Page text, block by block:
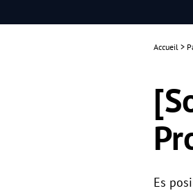
Accueil >
Es